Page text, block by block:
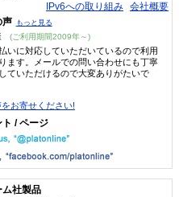
IPv6への取り組み 会社概要
声
もっと見る
(ご利用期間2009年～)
いに対応していただいているので利用
ます。メールでの問い合わせにも丁寧
ていただけるので大変ありがたいで
お寄せください!
/ ページ
ム社製品